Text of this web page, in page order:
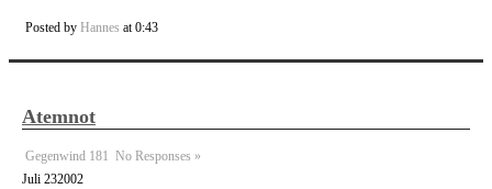
Posted by Hannes at 0:43
Atemnot
Gegenwind 181 No Responses »
Juli 232002